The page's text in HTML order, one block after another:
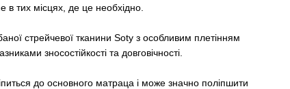
в тих місцях, де це необхідно.
стрейчевої тканини Soty з особливим плетінням
зносостійкості та довговічності.
до основного матраца і може значно поліпшити